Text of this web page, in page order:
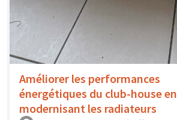
Améliorer les performances
énergétiques du club-house en
modernisant les radiateurs